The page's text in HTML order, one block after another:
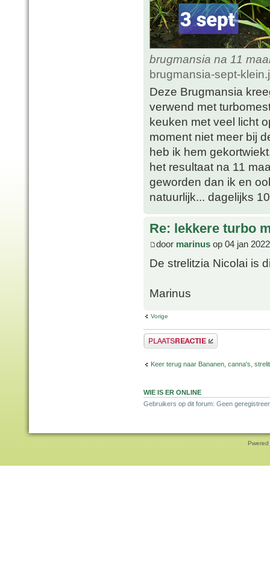
brugmansia na 11
brugmansia-sept-
Deze Brugmansia
verwend met
keuken met veel licht
moment niet meer bij
heb ik hem
het resultaat na 11
geworden dan ik en
natuurlijk... dagelijks
Re: lekkere turbo
door marinus op 04 jan
De strelitzia Nicolai is
Marinus
Vorige
Plaats een reactie
Keer terug naar Bananen, canna's,
WIE IS ER ONLINE
Gebruikers op dit forum: Geen